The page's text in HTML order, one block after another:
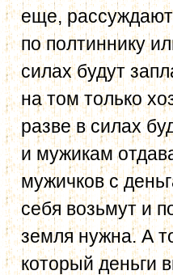
еще, рассуждают
по полтиннику
силах будут
на том только
разве в силах
и мужикам
мужичков с
себя возьмут и
земля нужна. А
который деньги